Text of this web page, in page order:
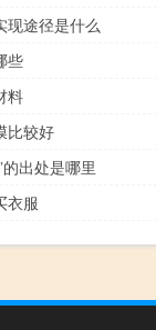
现途径是什么
些
料
比较好
出处是哪里
衣服